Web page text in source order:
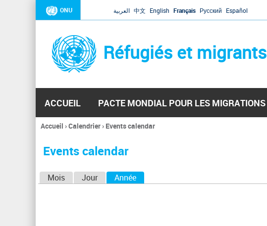
ONU العربية 中文 English Français Русский Español
Réfugiés et migrants
ACCUEIL PACTE MONDIAL POUR LES MIGRATIONS
Vous
ici
Accueil ›Calendrier› Events calendar
Events calendar
Mois Jour Année